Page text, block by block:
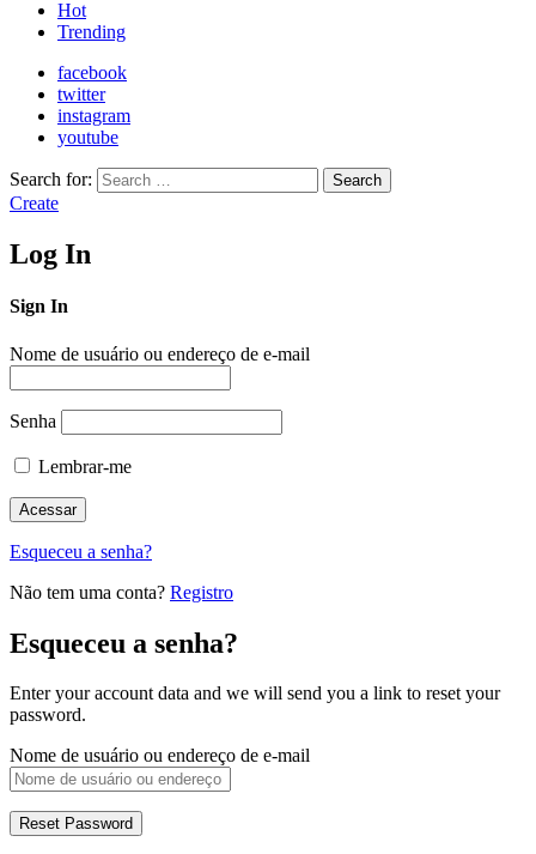
Hot
Trending
facebook
twitter
instagram
youtube
Search for: Search
Create
Log In
Sign In
Nome de usuário ou endereço de e-mail
Senha
Lembrar-me
Esqueceu a senha?
Não tem uma conta? Registro
Esqueceu a senha?
Enter your account data and we will send you a link to reset your
password.
Nome de usuário ou endereço de e-mail